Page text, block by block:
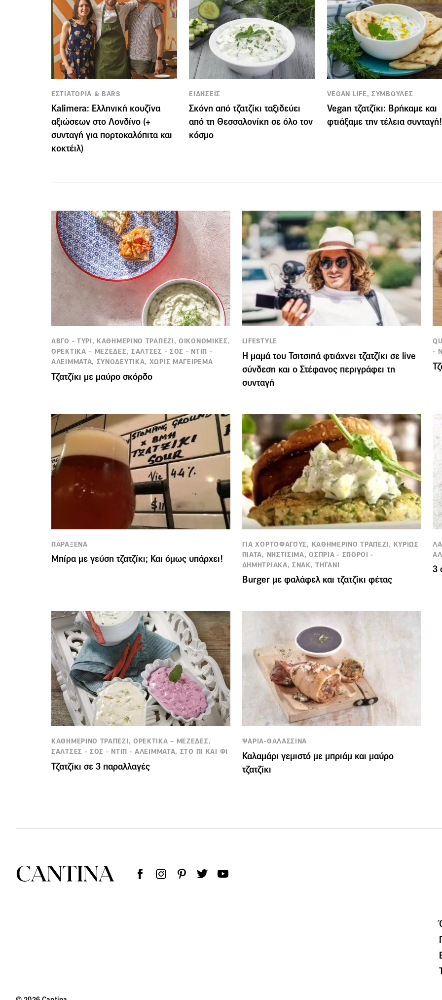
ΕΣΤΙΑΤΟΡΙΑ & BARS
Kalimera: Ελληνική κουζίνα
αξιώσεων στο Λονδίνο (+
συνταγή για πορτοκαλόπιτα και
κοκτέιλ)
ΕΙΔΗΣΕΙΣ
Σκόνη από τζατζίκι ταξιδεύει
από τη Θεσσαλονίκη σε όλο τον
κόσμο
VEGAN LIFE, ΣΥΜΒΟΥΛΕΣ
Vegan τζατζίκι: Βρήκαμε και
φτιάξαμε την τέλεια συνταγή!
ΑΒΓΟ - ΤΥΡΙ, ΚΑΘΗΜΕΡΙΝΟ ΤΡΑΠΕΖΙ, ΟΙΚΟΝΟΜΙΚΕΣ,
ΟΡΕΚΤΙΚΑ – ΜΕΖΕΔΕΣ, ΣΑΛΤΣΕΣ - ΣΟΣ - ΝΤΙΠ -
ΑΛΕΙΜΜΑΤΑ, ΣΥΝΟΔΕΥΤΙΚΑ, ΧΩΡΙΣ ΜΑΓΕΙΡΕΜΑ
Τζατζίκι με μαύρο σκόρδο
LIFESTYLE
Η μαμά του Τσιτσιπά φτιάχνει τζατζίκι σε live
σύνδεση και ο Στέφανος περιγράφει τη
συνταγή
-
ΠΑΡΑΞΕΝΑ
Μπίρα με γεύση τζατζίκι; Και όμως υπάρχει!
ΓΙΑ ΧΟΡΤΟΦΑΓΟΥΣ, ΚΑΘΗΜΕΡΙΝΟ ΤΡΑΠΕΖΙ, ΚΥΡΙΩΣ
ΠΙΑΤΑ, ΝΗΣΤΙΣΙΜΑ, ΟΣΠΡΙΑ - ΣΠΟΡΟΙ -
ΔΗΜΗΤΡΙΑΚΑ, ΣΝΑΚ, ΤΗΓΑΝΙ
Burger με φαλάφελ και τζατζίκι φέτας
3
ΚΑΘΗΜΕΡΙΝΟ ΤΡΑΠΕΖΙ, ΟΡΕΚΤΙΚΑ – ΜΕΖΕΔΕΣ,
ΣΑΛΤΣΕΣ - ΣΟΣ - ΝΤΙΠ - ΑΛΕΙΜΜΑΤΑ, ΣΤΟ ΠΙ ΚΑΙ ΦΙ
Τζατζίκι σε 3 παραλλαγές
ΨΑΡΙΑ-ΘΑΛΑΣΣΙΝΑ
Καλαμάρι γεμιστό με μπριάμ και μαύρο
τζατζίκι